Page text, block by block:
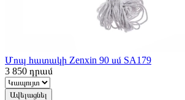
Մոպ հատակի Zenxin 90 սմ SA179
3 850 դրամ
Ավելացնել